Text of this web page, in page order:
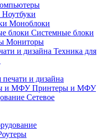
Ноутбуки
Моноблоки
Системные блоки
Мониторы
Техника для
печати и дизайна
Принтеры и МФУ
Сетевое